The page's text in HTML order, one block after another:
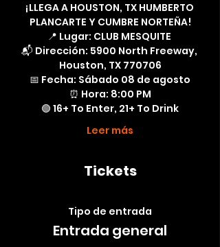
¡LLEGA A HOUSTON, TX HUMBERTO
PLANCARTE Y CUMBRE NORTEÑA!
📍 Lugar: CLUB MESQUITE
📬 Dirección: 5900 North Freeway,
Houston, TX 770706
📅 Fecha: Sábado 08 de agosto
⏰ Hora: 8:00 PM
🟢 16+ To Enter, 21+ To Drink
Leer más
Tickets
Tipo de entrada
Entrada general